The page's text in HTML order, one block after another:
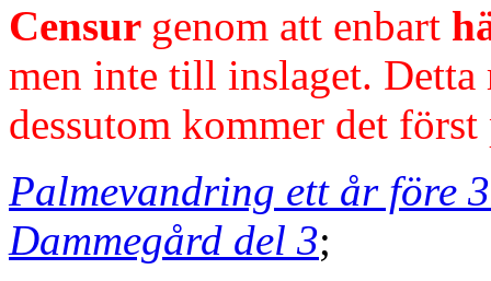
Censur genom att enbart
men inte till inslaget.
dessutom kommer det
Palmevandring ett år före
Dammegård del 3;